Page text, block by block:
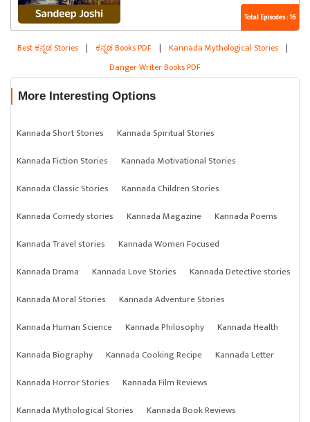
Total Episodes : 16
Best ಕನ್ನಡ Stories | ಕನ್ನಡ Books PDF | Kannada Mythological Stories |
Danger Writer Books PDF
More Interesting Options
Kannada Short Stories
Kannada Spiritual Stories
Kannada Fiction Stories
Kannada Motivational Stories
Kannada Classic Stories
Kannada Children Stories
Kannada Comedy stories
Kannada Magazine
Kannada Poems
Kannada Travel stories
Kannada Women Focused
Kannada Drama
Kannada Love Stories
Kannada Detective stories
Kannada Moral Stories
Kannada Adventure Stories
Kannada Human Science
Kannada Philosophy
Kannada Health
Kannada Biography
Kannada Cooking Recipe
Kannada Letter
Kannada Horror Stories
Kannada Film Reviews
Kannada Mythological Stories
Kannada Book Reviews